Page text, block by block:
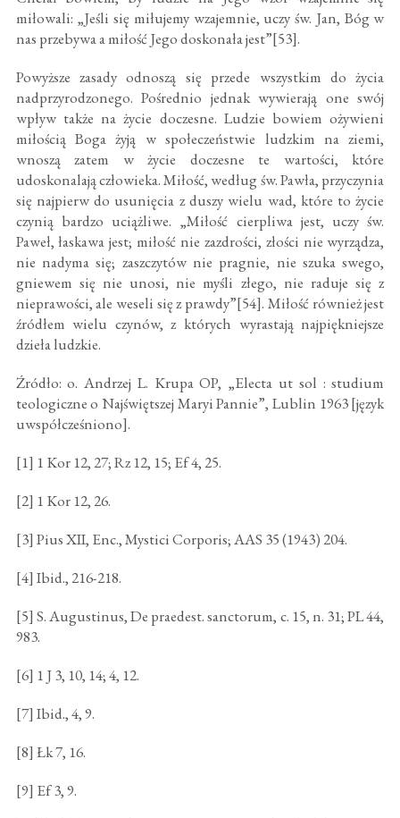
miłowali: „Jeśli się miłujemy wzajemnie, uczy św. Jan, Bóg w
nas przebywa a miłość Jego doskonała jest”[53].
Powyższe zasady odnoszą się przede wszystkim do życia
nadprzyrodzonego. Pośrednio jednak wywierają one swój
wpływ także na życie doczesne. Ludzie bowiem ożywieni
miłością Boga żyją w społeczeństwie ludzkim na ziemi,
wnoszą zatem w życie doczesne te wartości, które
udoskonalają człowieka. Miłość, według św. Pawła, przyczynia
się najpierw do usunięcia z duszy wielu wad, które to życie
czynią bardzo uciążliwe. „Miłość cierpliwa jest, uczy św.
Paweł, łaskawa jest; miłość nie zazdrości, złości nie wyrządza,
nie nadyma się; zaszczytów nie pragnie, nie szuka swego,
gniewem się nie unosi, nie myśli złego, nie raduje się z
nieprawości, ale weseli się z prawdy”[54]. Miłość również jest
źródłem wielu czynów, z których wyrastają najpiękniejsze
dzieła ludzkie.
Źródło: o. Andrzej L. Krupa OP, „Electa ut sol : studium
teologiczne o Najświętszej Maryi Pannie”, Lublin 1963 [język
uwspółcześniono].
[1] 1 Kor 12, 27; Rz 12, 15; Ef 4, 25.
[2] 1 Kor 12, 26.
[3] Pius XII, Enc., Mystici Corporis; AAS 35 (1943) 204.
[4] Ibid., 216-218.
[5] S. Augustinus, De praedest. sanctorum, c. 15, n. 31; PL 44,
983.
[6] 1 J 3, 10, 14; 4, 12.
[7] Ibid., 4, 9.
[8] Łk 7, 16.
[9] Ef 3, 9.